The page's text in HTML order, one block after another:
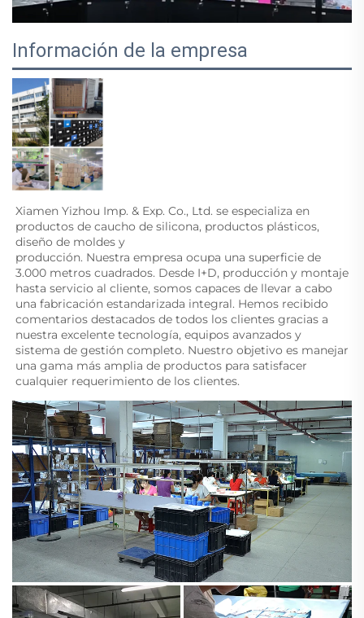
Información de la empresa
Xiamen Yizhou Imp. & Exp. Co., Ltd. se especializa en
productos de caucho de silicona, productos plásticos,
diseño de moldes y
producción. Nuestra empresa ocupa una superficie de
3.000 metros cuadrados. Desde I+D, producción y montaje
hasta servicio al cliente, somos capaces de llevar a cabo
una fabricación estandarizada integral. Hemos recibido
comentarios destacados de todos los clientes gracias a
nuestra excelente tecnología, equipos avanzados y
sistema de gestión completo. Nuestro objetivo es manejar
una gama más amplia de productos para satisfacer
cualquier requerimiento de los clientes.